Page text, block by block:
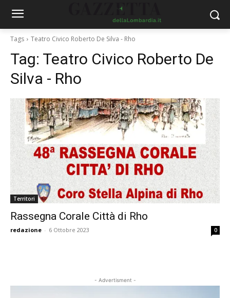
Tags Teatro Civico Roberto De Silva - Rho
Tag: Teatro Civico Roberto De
Silva - Rho
Territori
Rassegna Corale Città di Rho
redazione - 6 Ottobre 2023 0
- Advertisment -